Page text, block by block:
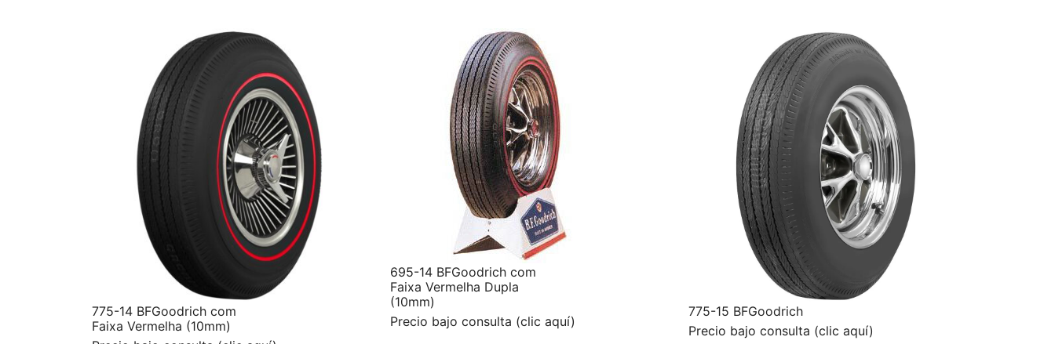
775-14 BFGoodrich com
Faixa Vermelha (10mm)
695-14 BFGoodrich com
Faixa Vermelha Dupla
(10mm)
Precio bajo consulta (clic aquí)
775-15 BFGoodrich
Precio bajo consulta (clic aquí)